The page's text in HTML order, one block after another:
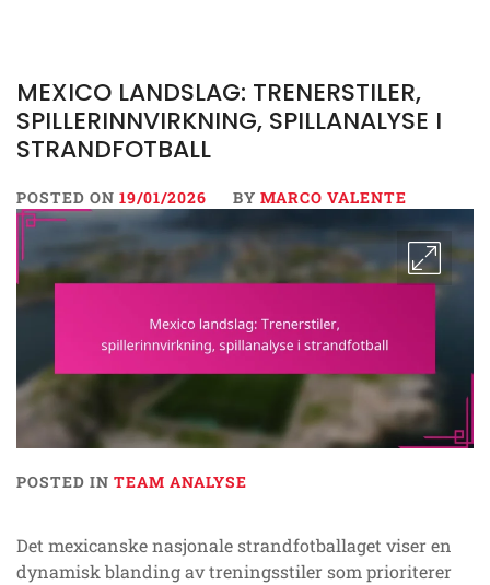
MEXICO LANDSLAG: TRENERSTILER,
SPILLERINNVIRKNING, SPILLANALYSE I
STRANDFOTBALL
POSTED ON 19/01/2026 BY MARCO VALENTE
POSTED IN TEAM ANALYSE
Det mexicanske nasjonale strandfotballaget viser en
dynamisk blanding av treningsstiler som prioriterer